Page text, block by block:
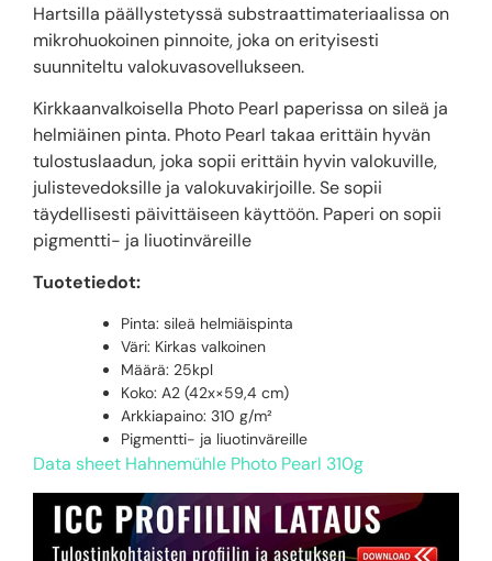
Hartsilla päällystetyssä substraattimateriaalissa on
mikrohuokoinen pinnoite, joka on erityisesti
suunniteltu valokuvasovellukseen.
Kirkkaanvalkoisella Photo Pearl paperissa on sileä ja
helmiäinen pinta. Photo Pearl takaa erittäin hyvän
tulostuslaadun, joka sopii erittäin hyvin valokuville,
julistevedoksille ja valokuvakirjoille. Se sopii
täydellisesti päivittäiseen käyttöön. Paperi on sopii
pigmentti- ja liuotinväreille
Tuotetiedot:
Pinta: sileä helmiäispinta
Väri: Kirkas valkoinen
Määrä: 25kpl
Koko: A2 (42x×59,4 cm)
Arkkiapaino: 310 g/m²
Pigmentti- ja liuotinväreille
Data sheet Hahnemühle Photo Pearl 310g